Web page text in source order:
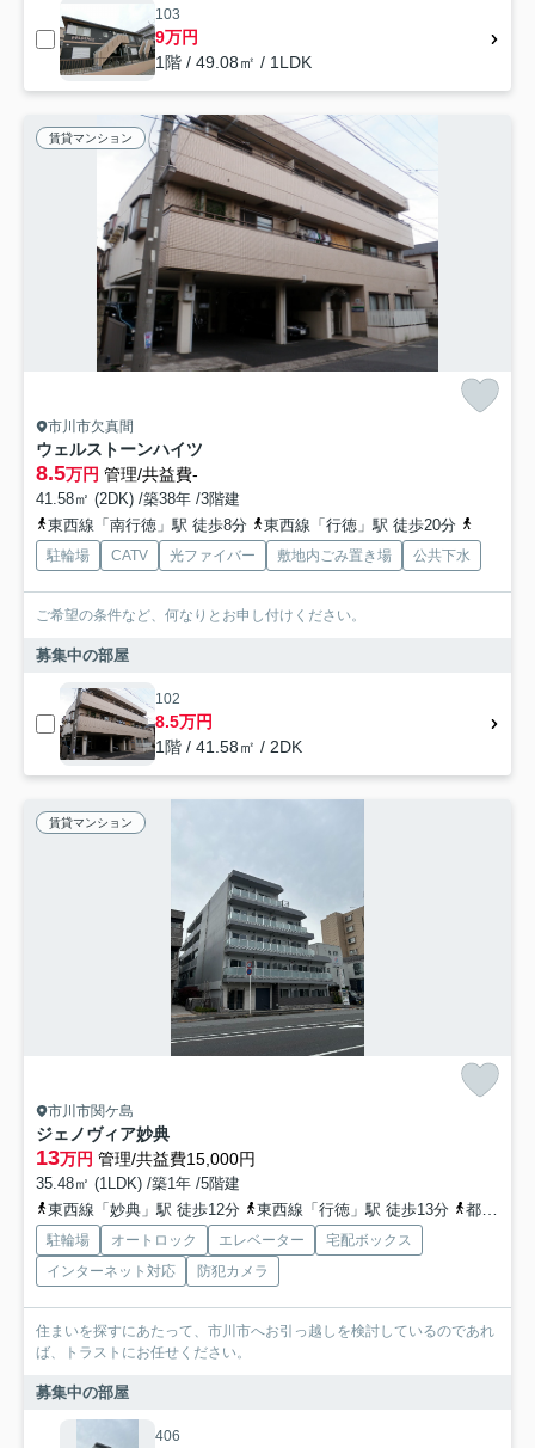
103
9万円
1階 / 49.08㎡ / 1LDK
賃貸マンション
市川市欠真間
ウェルストーンハイツ
8.5万円 管理/共益費-
41.58㎡ (2DK) /築38年 /3階建
東西線「南行徳」駅 徒歩8分
東西線「行徳」駅 徒歩20分
駐輪場 CATV 光ファイバー 敷地内ごみ置き場 公共下水
ご希望の条件など、何なりとお申し付けください。
募集中の部屋
102
8.5万円
1階 / 41.58㎡ / 2DK
賃貸マンション
市川市関ケ島
ジェノヴィア妙典
13万円 管理/共益費15,000円
35.48㎡ (1LDK) /築1年 /5階建
東西線「妙典」駅 徒歩12分
東西線「行徳」駅 徒歩13分 都営新宿線「瑞江」駅 徒歩33分
駐輪場 オートロック エレベーター
宅配ボックス
インターネット対応
防犯カメラ
住まいを探すにあたって、市川市へお引っ越しを検討しているのであれ
ば、トラストにお任せください。
募集中の部屋
406